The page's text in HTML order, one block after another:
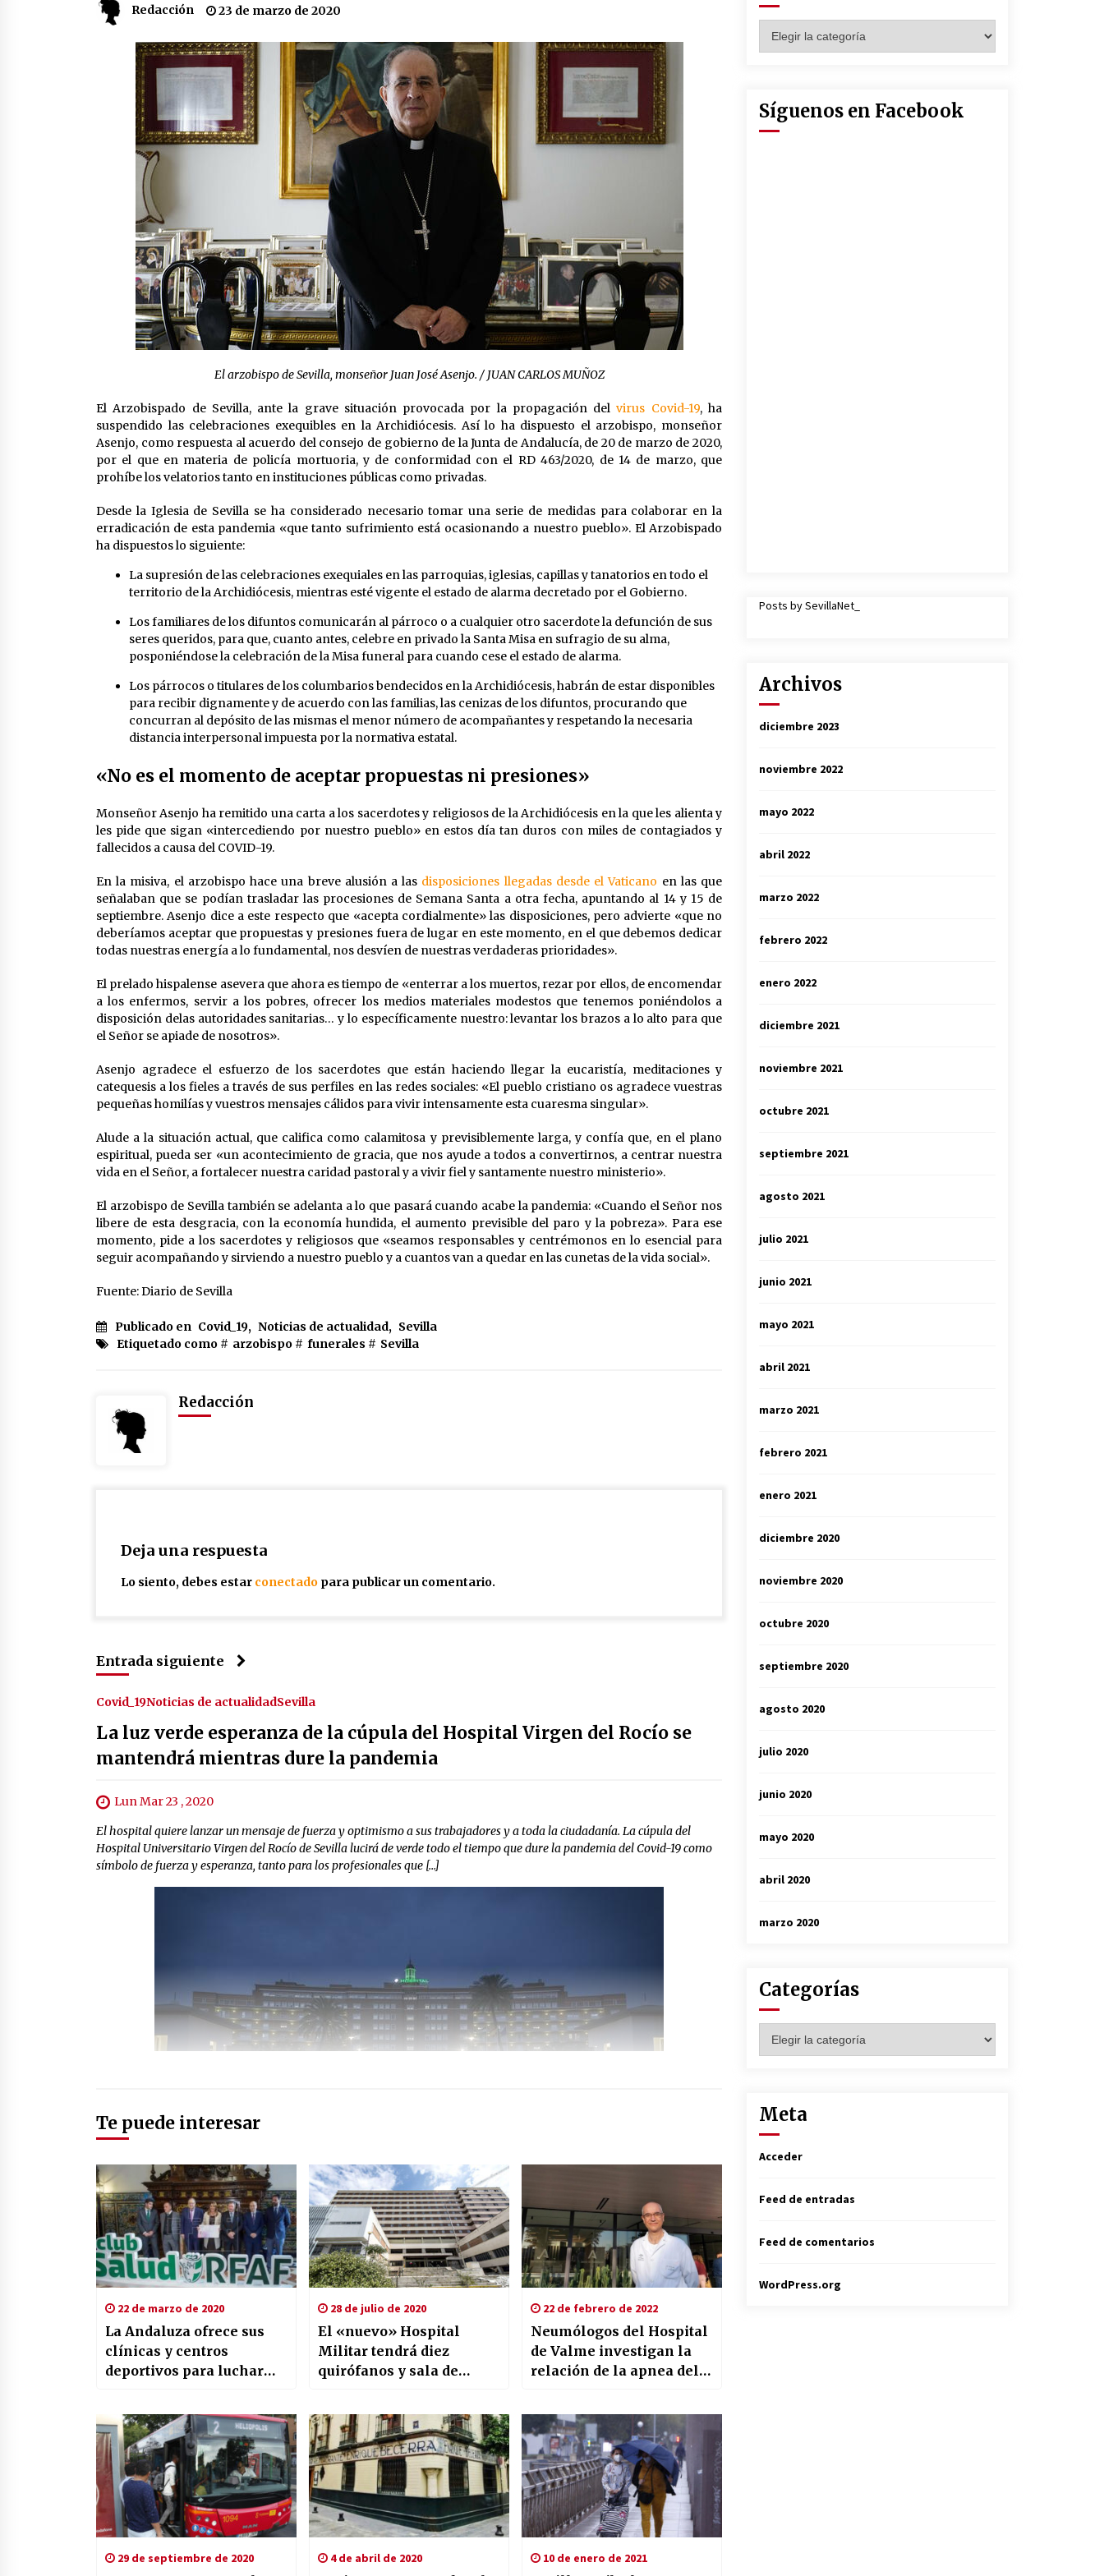
partido
17 de mayo de 2022 13 de mayo de 2022
¿Un «insulto» al traje de flamenca?
Semidesnudos, trasparencias y
batas de cola en la Feria de Abril
7 de mayo de 2022
Los farolillos de la Feria de Sevilla
se repondrán cuando desaparezca
el riesgo de lluvia
4 de mayo de 2022
Muere el cardenal Carlos Amigo
Todos los cortes de tráfico por la
Feria de Sevilla 2022: del jueves 28
26 de abril de 2022
El cultivo casero de marihuana deja
sin luz dos meses a 256 familias en
Redacción 23 de marzo de 2020
El arzobispo de Sevilla, monseñor Juan José Asenjo. / JUAN CARLOS MUÑOZ
El Arzobispado de Sevilla, ante la grave situación provocada por la propagación delvirus Covid-19, ha
suspendido las celebraciones exequibles en la Archidiócesis. Así lo ha dispuesto el arzobispo, monseñor
Asenjo, como respuesta al acuerdo del consejo de gobierno de la Junta de Andalucía, de 20 de marzo de 2020,
por el que en materia de policía mortuoria, y de conformidad con el RD 463/2020, de 14 de marzo, que
prohíbe los velatorios tanto en instituciones públicas como privadas.
Desde la Iglesia de Sevilla se ha considerado necesario tomar una serie de medidas para colaborar en la
erradicación de esta pandemia «que tanto sufrimiento está ocasionando a nuestro pueblo». El Arzobispado
ha dispuestos lo siguiente:
La supresión de las celebraciones exequiales en las parroquias, iglesias, capillas y tanatorios en todo el
territorio de la Archidiócesis, mientras esté vigente el estado de alarma decretado por el Gobierno.
Los familiares de los difuntos comunicarán al párroco o a cualquier otro sacerdote la defunción de sus
seres queridos, para que, cuanto antes, celebre en privado la Santa Misa en sufragio de su alma,
posponiéndose la celebración de la Misa funeral para cuando cese el estado de alarma.
Los párrocos o titulares de los columbarios bendecidos en la Archidiócesis, habrán de estar disponibles
para recibir dignamente y de acuerdo con las familias, las cenizas de los difuntos, procurando que
concurran al depósito de las mismas el menor número de acompañantes y respetando la necesaria
distancia interpersonal impuesta por la normativa estatal.
«No es el momento de aceptar propuestas ni presiones»
Monseñor Asenjo ha remitido una carta a los sacerdotes y religiosos de la Archidiócesis en la que les alienta y
les pide que sigan «intercediendo por nuestro pueblo» en estos día tan duros con miles de contagiados y
fallecidos a causa del COVID-19.
En la misiva, el arzobispo hace una breve alusión a las disposiciones llegadas desde el Vaticano en las que
señalaban que se podían trasladar las procesiones de Semana Santa a otra fecha, apuntando al 14 y 15 de
septiembre. Asenjo dice a este respecto que «acepta cordialmente» las disposiciones, pero advierte «que no
deberíamos aceptar que propuestas y presiones fuera de lugar en este momento, en el que debemos dedicar
todas nuestras energía a lo fundamental, nos desvíen de nuestras verdaderas prioridades».
El prelado hispalense asevera que ahora es tiempo de «enterrar a los muertos, rezar por ellos, de encomendar
a los enfermos, servir a los pobres, ofrecer los medios materiales modestos que tenemos poniéndolos a
disposición delas autoridades sanitarias… y lo específicamente nuestro: levantar los brazos a lo alto para que
el Señor se apiade de nosotros».
Asenjo agradece el esfuerzo de los sacerdotes que están haciendo llegar la eucaristía, meditaciones y
catequesis a los fieles a través de sus perfiles en las redes sociales: «El pueblo cristiano os agradece vuestras
pequeñas homilías y vuestros mensajes cálidos para vivir intensamente esta cuaresma singular».
Alude a la situación actual, que califica como calamitosa y previsiblemente larga, y confía que, en el plano
espiritual, pueda ser «un acontecimiento de gracia, que nos ayude a todos a convertirnos, a centrar nuestra
vida en el Señor, a fortalecer nuestra caridad pastoral y a vivir fiel y santamente nuestro ministerio».
El arzobispo de Sevilla también se adelanta a lo que pasará cuando acabe la pandemia: «Cuando el Señor nos
libere de esta desgracia, con la economía hundida, el aumento previsible del paro y la pobreza». Para ese
momento, pide a los sacerdotes y religiosos que «seamos responsables y centrémonos en lo esencial para
seguir acompañando y sirviendo a nuestro pueblo y a cuantos van a quedar en las cunetas de la vida social».
Fuente: Diario de Sevilla
Publicado en Covid_19, Noticias de actualidad, Sevilla
Etiquetado como # arzobispo # funerales # Sevilla
Redacción
Deja una respuesta
Lo siento, debes estar conectado para publicar un comentario.
Entrada siguiente
Covid_19Noticias de actualidadSevilla
La luz verde esperanza de la cúpula del Hospital Virgen del Rocío se
mantendrá mientras dure la pandemia
Lun Mar 23 , 2020
El hospital quiere lanzar un mensaje de fuerza y optimismo a sus trabajadores y a toda la ciudadanía. La cúpula del
Hospital Universitario Virgen del Rocío de Sevilla lucirá de verde todo el tiempo que dure la pandemia del Covid-19 como
símbolo de fuerza y esperanza, tanto para los profesionales que […]
Te puede interesar
22 de marzo de 2020
La Andaluza ofrece sus
clínicas y centros
deportivos para luchar
28 de julio de 2020
El «nuevo» Hospital
Militar tendrá diez
quirófanos y sala de
22 de febrero de 2022
Neumólogos del Hospital
de Valme investigan la
relación de la apnea del
29 de septiembre de 2020 4 de abril de 2020 10 de enero de 2021
Síguenos en Facebook
Posts by SevillaNet_
Archivos
diciembre 2023
noviembre 2022
mayo 2022
abril 2022
marzo 2022
febrero 2022
enero 2022
diciembre 2021
noviembre 2021
octubre 2021
septiembre 2021
agosto 2021
julio 2021
junio 2021
mayo 2021
abril 2021
marzo 2021
febrero 2021
enero 2021
diciembre 2020
noviembre 2020
octubre 2020
septiembre 2020
agosto 2020
julio 2020
junio 2020
mayo 2020
abril 2020
marzo 2020
Categorías
Meta
Acceder
Feed de entradas
Feed de comentarios
WordPress.org